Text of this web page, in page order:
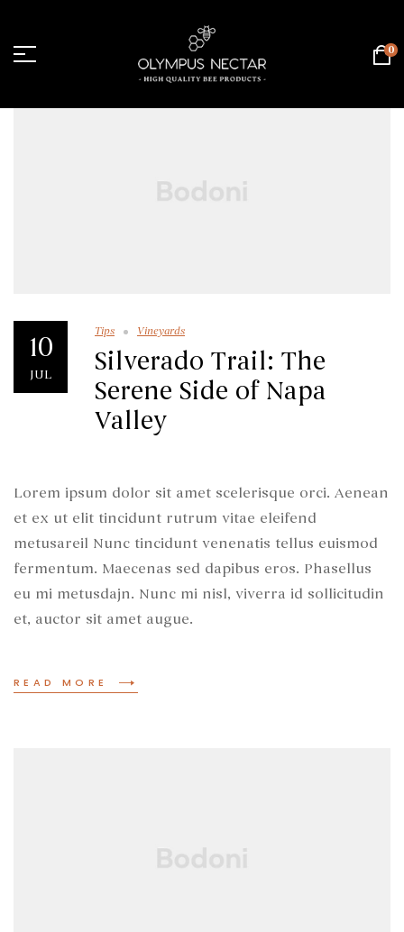
0
10
JUL
Tips Vineyards
Silverado Trail: The
Serene Side of Napa
Valley
Lorem ipsum dolor sit amet scelerisque orci. Aenean
et ex ut elit tincidunt rutrum vitae eleifend
metusareil Nunc tincidunt venenatis tellus euismod
fermentum. Maecenas sed dapibus eros. Phasellus
eu mi metusdajn. Nunc mi nisl, viverra id sollicitudin
et, auctor sit amet augue.
READ MORE